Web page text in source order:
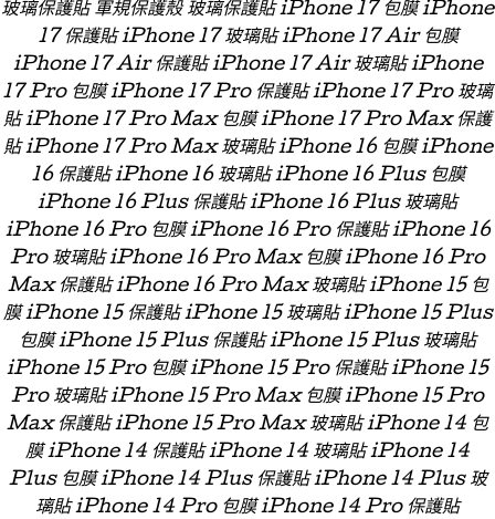
玻璃保護貼 軍規保護殼 玻璃保護貼 iPhone 17 包膜 iPhone
17 保護貼 iPhone 17 玻璃貼 iPhone 17 Air 包膜
iPhone 17 Air 保護貼 iPhone 17 Air 玻璃貼 iPhone
17 Pro 包膜 iPhone 17 Pro 保護貼 iPhone 17 Pro 玻璃
貼 iPhone 17 Pro Max 包膜 iPhone 17 Pro Max 保護
貼 iPhone 17 Pro Max 玻璃貼 iPhone 16 包膜 iPhone
16 保護貼 iPhone 16 玻璃貼 iPhone 16 Plus 包膜
iPhone 16 Plus 保護貼 iPhone 16 Plus 玻璃貼
iPhone 16 Pro 包膜 iPhone 16 Pro 保護貼 iPhone 16
Pro 玻璃貼 iPhone 16 Pro Max 包膜 iPhone 16 Pro
Max 保護貼 iPhone 16 Pro Max 玻璃貼 iPhone 15 包
膜 iPhone 15 保護貼 iPhone 15 玻璃貼 iPhone 15 Plus
包膜 iPhone 15 Plus 保護貼 iPhone 15 Plus 玻璃貼
iPhone 15 Pro 包膜 iPhone 15 Pro 保護貼 iPhone 15
Pro 玻璃貼 iPhone 15 Pro Max 包膜 iPhone 15 Pro
Max 保護貼 iPhone 15 Pro Max 玻璃貼 iPhone 14 包
膜 iPhone 14 保護貼 iPhone 14 玻璃貼 iPhone 14
Plus 包膜 iPhone 14 Plus 保護貼 iPhone 14 Plus 玻
璃貼 iPhone 14 Pro 包膜 iPhone 14 Pro 保護貼